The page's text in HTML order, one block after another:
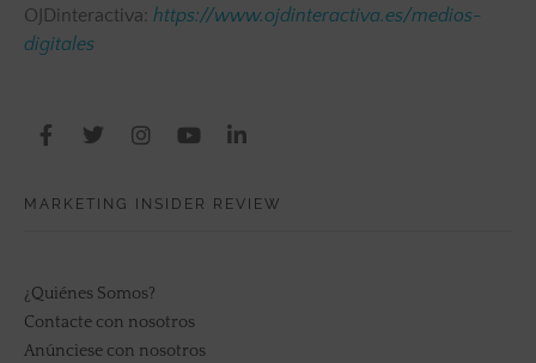
OJDinteractiva: https://www.ojdinteractiva.es/medios-
digitales
MARKETING INSIDER REVIEW
¿Quiénes Somos?
Contacte con nosotros
Anúnciese con nosotros